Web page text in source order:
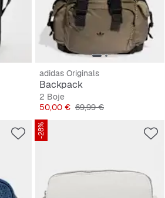
adidas Originals
Backpack
2 Boje
Cijena
50,00 € Originalna cijena
69,99 €
-28%